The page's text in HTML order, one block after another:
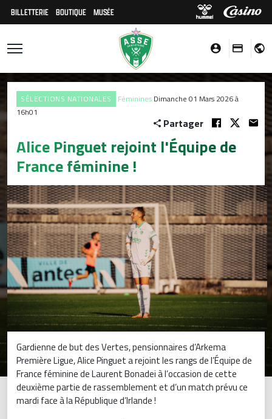
BILLETTERIE BOUTIQUE MUSÉE
SÉLECTIONS NATIONALES Féminines Dimanche 01 Mars 2026 à
16h01
Partager
Alice Pinguet rejoint l'Équipe de
France féminine !
Gardienne de but des Vertes, pensionnaires d’Arkema
Première Ligue, Alice Pinguet a rejoint les rangs de l’Équipe de
France féminine de Laurent Bonadei à l’occasion de cette
deuxième partie de rassemblement et d’un match prévu ce
mardi face à la République d’Irlande !